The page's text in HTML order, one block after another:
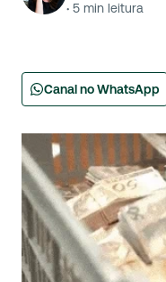
· 5 min leitura
Canal no WhatsApp